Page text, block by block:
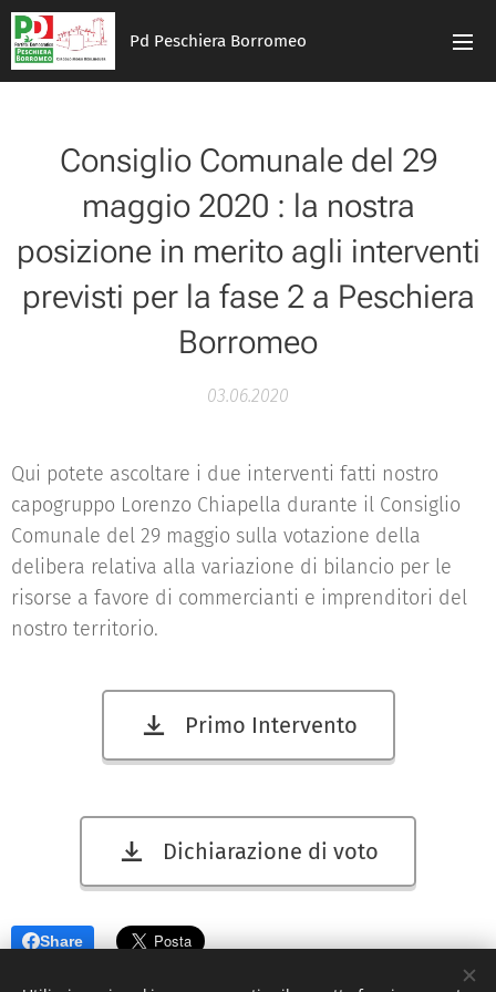
Pd Peschiera Borromeo
Consiglio Comunale del 29
maggio 2020 : la nostra
posizione in merito agli interventi
previsti per la fase 2 a Peschiera
Borromeo
03.06.2020
Qui potete ascoltare i due interventi fatti nostro
capogruppo Lorenzo Chiapella durante il Consiglio
Comunale del 29 maggio sulla votazione della
delibera relativa alla variazione di bilancio per le
risorse a favore di commercianti e imprenditori del
nostro territorio.
Primo Intervento
Dichiarazione di voto
Share